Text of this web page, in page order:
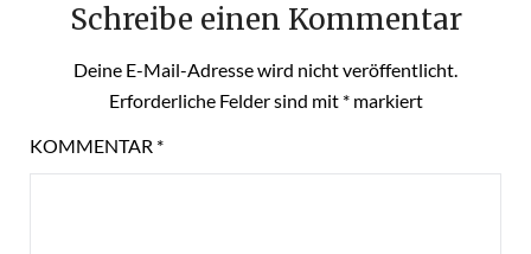
Schreibe einen Kommentar
Deine E-Mail-Adresse wird nicht veröffentlicht.
Erforderliche Felder sind mit *markiert
KOMMENTAR *